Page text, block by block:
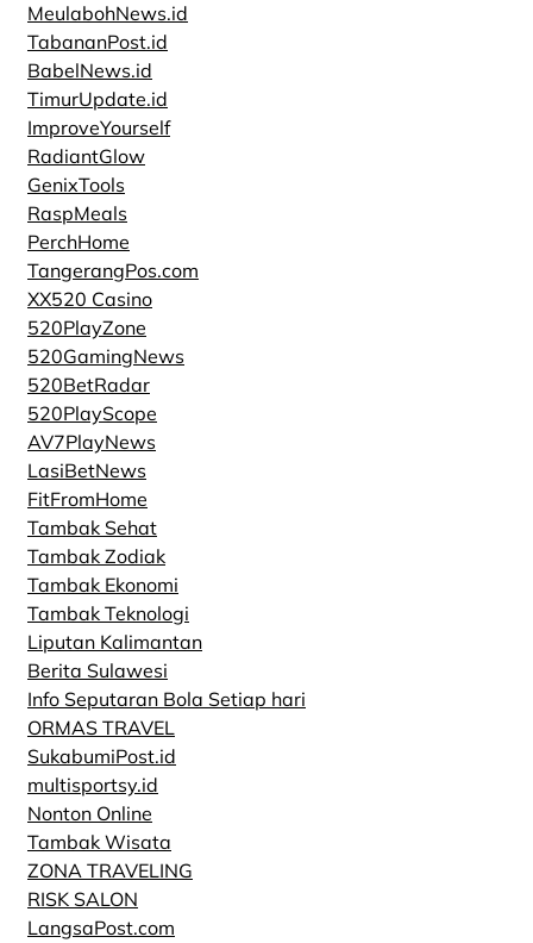
MeulabohNews.id
TabananPost.id
BabelNews.id
TimurUpdate.id
ImproveYourself
RadiantGlow
GenixTools
RaspMeals
PerchHome
TangerangPos.com
XX520 Casino
520PlayZone
520GamingNews
520BetRadar
520PlayScope
AV7PlayNews
LasiBetNews
FitFromHome
Tambak Sehat
Tambak Zodiak
Tambak Ekonomi
Tambak Teknologi
Liputan Kalimantan
Berita Sulawesi
Info Seputaran Bola Setiap hari
ORMAS TRAVEL
SukabumiPost.id
multisportsy.id
Nonton Online
Tambak Wisata
ZONA TRAVELING
RISK SALON
LangsaPost.com